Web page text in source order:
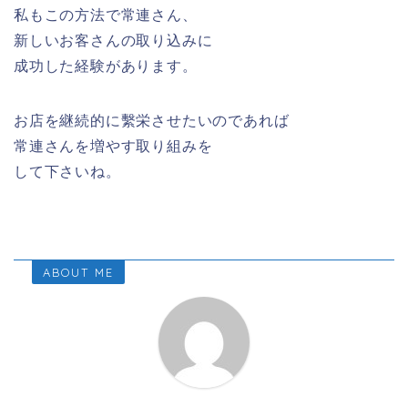
私もこの方法で常連さん、
新しいお客さんの取り込みに
成功した経験があります。
お店を継続的に繫栄させたいのであれば
常連さんを増やす取り組みを
して下さいね。
ABOUT ME